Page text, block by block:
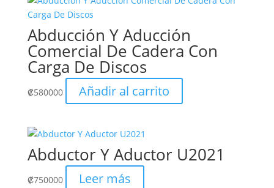
Abducción Y Aducción
Comercial De Cadera Con
Carga De Discos
₡580000 Añadir al carrito
Abductor Y Aductor U2021
₡750000 Leer más